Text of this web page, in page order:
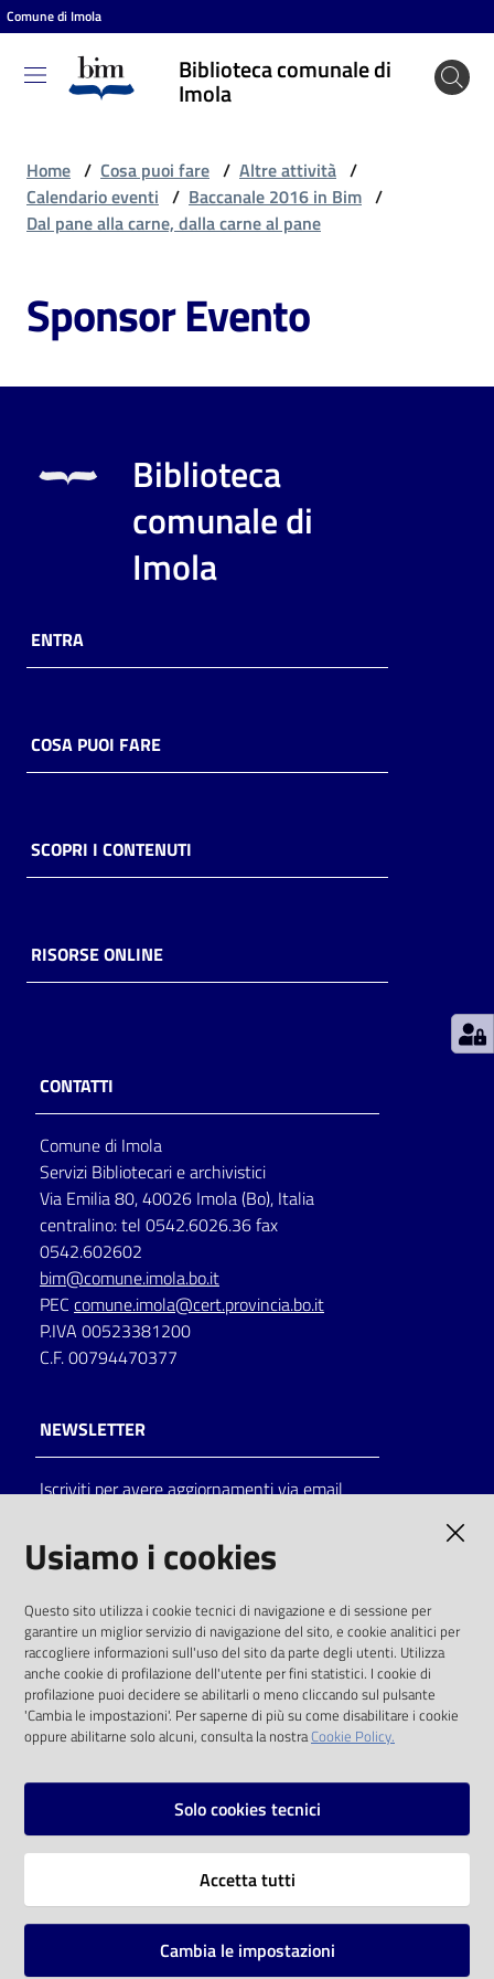
Vai al contenuto
Vai alla navigazione
Vai al footer
Comune di Imola
Biblioteca comunale di
Imola
Biblioteca
comunale
Cosa
fare
Scopri
online
Piani
Decentrate
Seguici
su
on line
Eventi
Chiedi al
bibliotecario
Avvisi
Home / Cosa puoi fare / Altre attività /
Calendario eventi / Baccanale 2016 in Bim /
Dal pane alla carne, dalla carne al pane
Sponsor Evento
Biblioteca
comunale di
Imola
ENTRA
COSA PUOI FARE
SCOPRI I CONTENUTI
RISORSE ONLINE
CONTATTI
Comune di Imola
Servizi Bibliotecari e archivistici
Via Emilia 80, 40026 Imola (Bo), Italia
centralino: tel 0542.6026.36 fax
0542.602602
bim@comune.imola.bo.it
PEC comune.imola@cert.provincia.bo.it
P.IVA 00523381200
C.F. 00794470377
NEWSLETTER
Iscriviti per avere aggiornamenti via email
solo alle condizioni previste dalla direttiva
comunitaria 2003/98/CE e dal d.lgs. 36/2006
SOCIAL
Instagram
Vai alla pagina
Usiamo i cookies
Questo sito utilizza i cookie tecnici di navigazione e di sessione per
garantire un miglior servizio di navigazione del sito, e cookie analitici per
raccogliere informazioni sull'uso del sito da parte degli utenti. Utilizza
anche cookie di profilazione dell'utente per fini statistici. I cookie di
profilazione puoi decidere se abilitarli o meno cliccando sul pulsante
'Cambia le impostazioni'. Per saperne di più su come disabilitare i cookie
oppure abilitarne solo alcuni, consulta la nostraCookie Policy.
Solo cookies tecnici
Accetta tutti
Cambia le impostazioni